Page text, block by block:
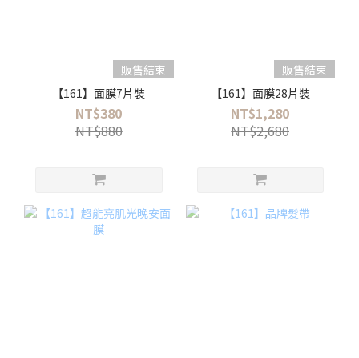
販售結束
【161】面膜7片裝
NT$380
NT$880
販售結束
【161】面膜28片裝
NT$1,280
NT$2,680